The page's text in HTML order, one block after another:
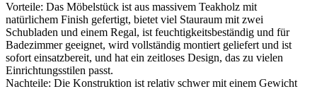
Vorteile: Das Möbelstück ist aus massivem Teakholz mit
natürlichem Finish gefertigt, bietet viel Stauraum mit zwei
Schubladen und einem Regal, ist feuchtigkeitsbeständig und für
Badezimmer geeignet, wird vollständig montiert geliefert und ist
sofort einsatzbereit, und hat ein zeitloses Design, das zu vielen
Einrichtungsstilen passt.
Nachteile: Die Konstruktion ist relativ schwer mit einem Gewicht